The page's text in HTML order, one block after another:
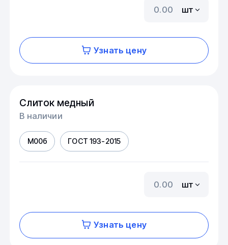
шт
Узнать цену
Слиток медный
В наличии
М00б ГОСТ 193-2015
шт
Узнать цену